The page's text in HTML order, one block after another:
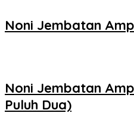
Noni Jembatan
Noni Jembatan
Puluh Dua)